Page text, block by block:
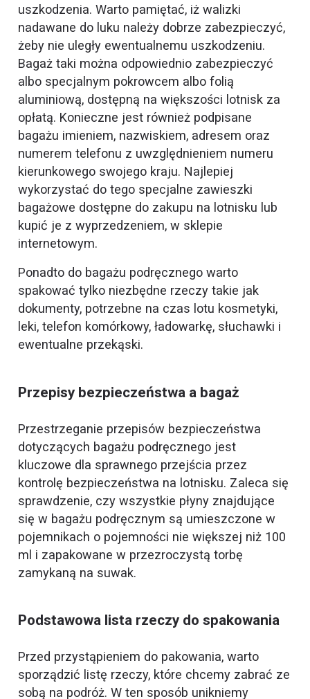
uszkodzenia. Warto pamiętać, iż walizki
nadawane do luku należy dobrze zabezpieczyć,
żeby nie uległy ewentualnemu uszkodzeniu.
Bagaż taki można odpowiednio zabezpieczyć
albo specjalnym pokrowcem albo folią
aluminiową, dostępną na większości lotnisk za
opłatą. Konieczne jest również podpisane
bagażu imieniem, nazwiskiem, adresem oraz
numerem telefonu z uwzględnieniem numeru
kierunkowego swojego kraju. Najlepiej
wykorzystać do tego specjalne zawieszki
bagażowe dostępne do zakupu na lotnisku lub
kupić je z wyprzedzeniem, w sklepie
internetowym.
Ponadto do bagażu podręcznego warto
spakować tylko niezbędne rzeczy takie jak
dokumenty, potrzebne na czas lotu kosmetyki,
leki, telefon komórkowy, ładowarkę, słuchawki i
ewentualne przekąski.
Przepisy bezpieczeństwa a bagaż
Przestrzeganie przepisów bezpieczeństwa
dotyczących bagażu podręcznego jest
kluczowe dla sprawnego przejścia przez
kontrolę bezpieczeństwa na lotnisku. Zaleca się
sprawdzenie, czy wszystkie płyny znajdujące
się w bagażu podręcznym są umieszczone w
pojemnikach o pojemności nie większej niż 100
ml i zapakowane w przezroczystą torbę
zamykaną na suwak.
Podstawowa lista rzeczy do spakowania
Przed przystąpieniem do pakowania, warto
sporządzić listę rzeczy, które chcemy zabrać ze
sobą na podróż. W ten sposób unikniemy